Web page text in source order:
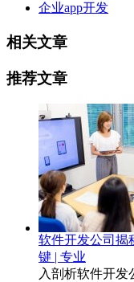
企业app开发
相关文章
推荐文章
软件开发公司揭
键 | 专业
入剖析软件开发